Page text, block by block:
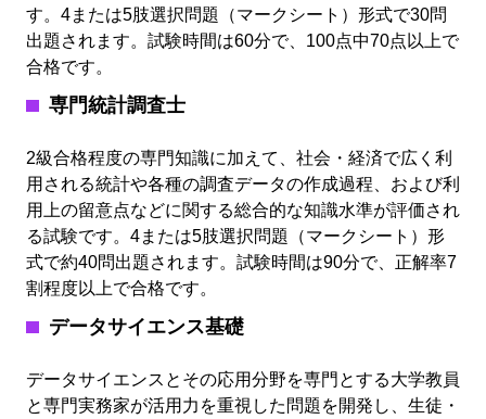
す。4または5肢選択問題（マークシート）形式で30問
出題されます。試験時間は60分で、100点中70点以上で
合格です。
専門統計調査士
2級合格程度の専門知識に加えて、社会・経済で広く利
用される統計や各種の調査データの作成過程、および利
用上の留意点などに関する総合的な知識水準が評価され
る試験です。4または5肢選択問題（マークシート）形
式で約40問出題されます。試験時間は90分で、正解率7
割程度以上で合格です。
データサイエンス基礎
データサイエンスとその応用分野を専門とする大学教員
と専門実務家が活用力を重視した問題を開発し、生徒・